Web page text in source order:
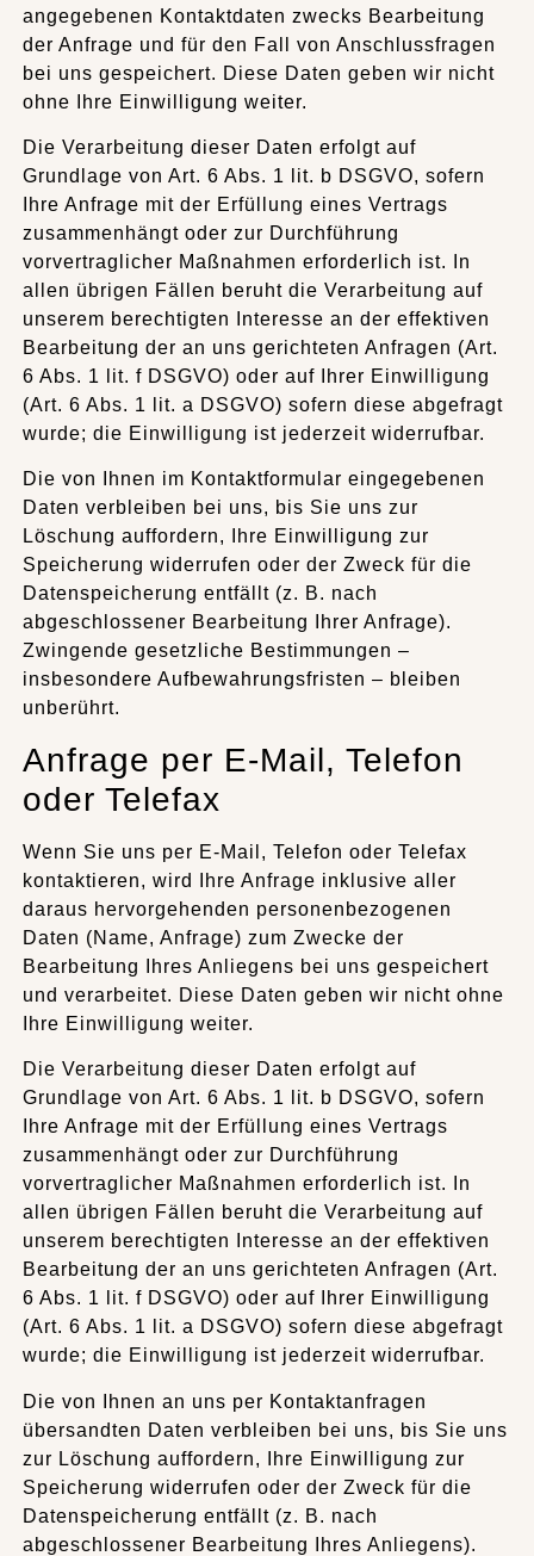
angegebenen Kontaktdaten zwecks Bearbeitung
der Anfrage und für den Fall von Anschlussfragen
bei uns gespeichert. Diese Daten geben wir nicht
ohne Ihre Einwilligung weiter.
Die Verarbeitung dieser Daten erfolgt auf
Grundlage von Art. 6 Abs. 1 lit. b DSGVO, sofern
Ihre Anfrage mit der Erfüllung eines Vertrags
zusammenhängt oder zur Durchführung
vorvertraglicher Maßnahmen erforderlich ist. In
allen übrigen Fällen beruht die Verarbeitung auf
unserem berechtigten Interesse an der effektiven
Bearbeitung der an uns gerichteten Anfragen (Art.
6 Abs. 1 lit. f DSGVO) oder auf Ihrer Einwilligung
(Art. 6 Abs. 1 lit. a DSGVO) sofern diese abgefragt
wurde; die Einwilligung ist jederzeit widerrufbar.
Die von Ihnen im Kontaktformular eingegebenen
Daten verbleiben bei uns, bis Sie uns zur
Löschung auffordern, Ihre Einwilligung zur
Speicherung widerrufen oder der Zweck für die
Datenspeicherung entfällt (z. B. nach
abgeschlossener Bearbeitung Ihrer Anfrage).
Zwingende gesetzliche Bestimmungen –
insbesondere Aufbewahrungsfristen – bleiben
unberührt.
Anfrage per E-Mail, Telefon
oder Telefax
Wenn Sie uns per E-Mail, Telefon oder Telefax
kontaktieren, wird Ihre Anfrage inklusive aller
daraus hervorgehenden personenbezogenen
Daten (Name, Anfrage) zum Zwecke der
Bearbeitung Ihres Anliegens bei uns gespeichert
und verarbeitet. Diese Daten geben wir nicht ohne
Ihre Einwilligung weiter.
Die Verarbeitung dieser Daten erfolgt auf
Grundlage von Art. 6 Abs. 1 lit. b DSGVO, sofern
Ihre Anfrage mit der Erfüllung eines Vertrags
zusammenhängt oder zur Durchführung
vorvertraglicher Maßnahmen erforderlich ist. In
allen übrigen Fällen beruht die Verarbeitung auf
unserem berechtigten Interesse an der effektiven
Bearbeitung der an uns gerichteten Anfragen (Art.
6 Abs. 1 lit. f DSGVO) oder auf Ihrer Einwilligung
(Art. 6 Abs. 1 lit. a DSGVO) sofern diese abgefragt
wurde; die Einwilligung ist jederzeit widerrufbar.
Die von Ihnen an uns per Kontaktanfragen
übersandten Daten verbleiben bei uns, bis Sie uns
zur Löschung auffordern, Ihre Einwilligung zur
Speicherung widerrufen oder der Zweck für die
Datenspeicherung entfällt (z. B. nach
abgeschlossener Bearbeitung Ihres Anliegens).